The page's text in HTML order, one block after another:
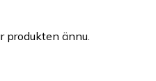
produkten ännu.